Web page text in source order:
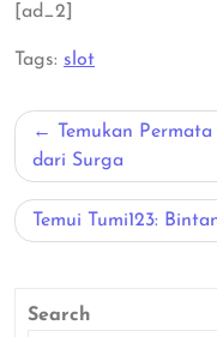
[ad_2]
Tags: slot
Post
navigation
Temukan
dari Surga
Temui Tumi123:
Search